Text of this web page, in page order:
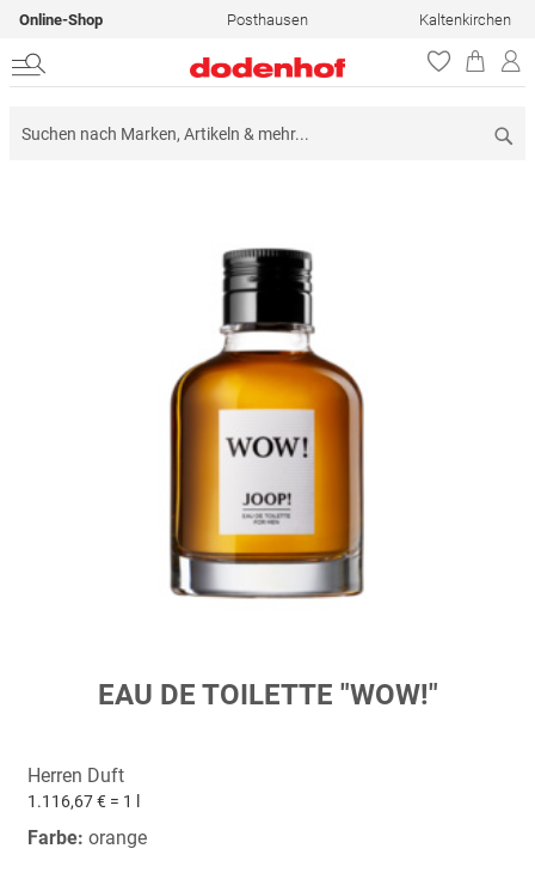
Online-Shop Posthausen Kaltenkirchen
springen
EAU DE TOILETTE "WOW!"
Herren Duft
1.116,67 € = 1 l
Farbe: orange